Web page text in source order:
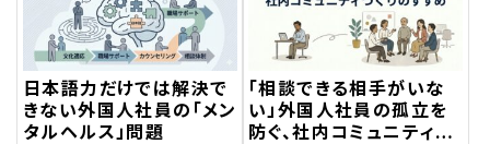
日本語力だけでは解決で
きない外国人社員の「メン
タルヘルス」問題
「相談できる相手がいな
い」外国人社員の孤立を
防ぐ、社内コミュニティづ